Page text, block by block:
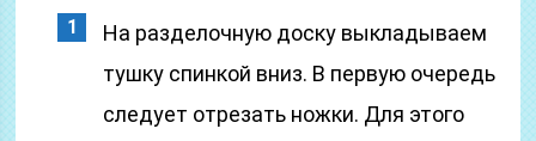
На разделочную доску выкладываем
тушку спинкой вниз. В первую очередь
следует отрезать ножки. Для этого